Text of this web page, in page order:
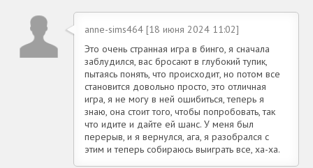
anne-sims464 [18 июня 2024 11:02]
Это очень странная игра в бинго, я сначала
заблудился, вас бросают в глубокий тупик,
пытаясь понять, что происходит, но потом все
становится довольно просто, это отличная
игра, я не могу в ней ошибиться, теперь я
знаю, она стоит того, чтобы попробовать, так
что идите и дайте ей шанс. У меня был
перерыв, и я вернулся, ага, я разобрался с
этим и теперь собираюсь выиграть все, ха-ха.